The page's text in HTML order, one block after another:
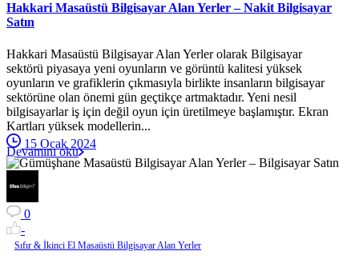
Hakkari Masaüstü Bilgisayar Alan Yerler – Nakit Bilgisayar
Satın
Hakkari Masaüstü Bilgisayar Alan Yerler olarak Bilgisayar
sektörü piyasaya yeni oyunların ve görüntü kalitesi yüksek
oyunların ve grafiklerin çıkmasıyla birlikte insanların bilgisayar
sektörüne olan önemi gün geçtikçe artmaktadır. Yeni nesil
bilgisayarlar iş için değil oyun için üretilmeye başlamıştır. Ekran
Kartları yüksek modellerin...
15 Ocak 2024
Devamını oku
0
-
Sıfır & İkinci El Masaüstü Bilgisayar Alan Yerler